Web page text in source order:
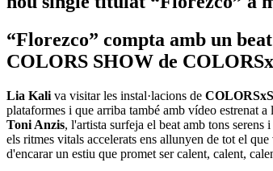
“Florezco” compta amb un
COLORS SHOW de
Lia Kali va visitar les instal·lacions de
plataformes i que arriba també amb vídeo estrenat a
Toni Anzis, l'artista surfeja el beat amb tons
els ritmes vitals accelerats ens allunyen de tot el
d'encarar un estiu que promet ser calent, calent,